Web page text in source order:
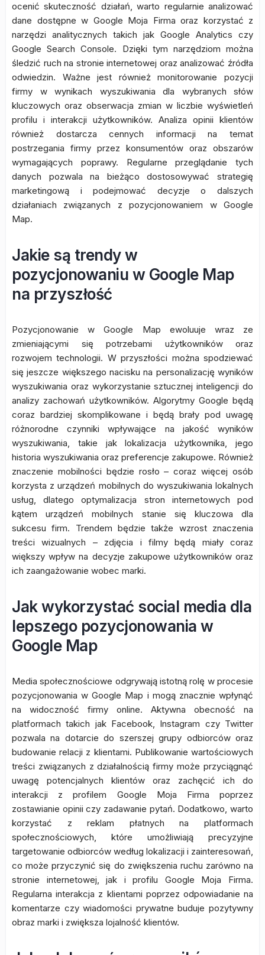
ocenić skuteczność działań, warto regularnie analizować
dane dostępne w Google Moja Firma oraz korzystać z
narzędzi analitycznych takich jak Google Analytics czy
Google Search Console. Dzięki tym narzędziom można
śledzić ruch na stronie internetowej oraz analizować źródła
odwiedzin. Ważne jest również monitorowanie pozycji
firmy w wynikach wyszukiwania dla wybranych słów
kluczowych oraz obserwacja zmian w liczbie wyświetleń
profilu i interakcji użytkowników. Analiza opinii klientów
również dostarcza cennych informacji na temat
postrzegania firmy przez konsumentów oraz obszarów
wymagających poprawy. Regularne przeglądanie tych
danych pozwala na bieżąco dostosowywać strategię
marketingową i podejmować decyzje o dalszych
działaniach związanych z pozycjonowaniem w Google
Map.
Jakie są trendy w
pozycjonowaniu w Google Map
na przyszłość
Pozycjonowanie w Google Map ewoluuje wraz ze
zmieniającymi się potrzebami użytkowników oraz
rozwojem technologii. W przyszłości można spodziewać
się jeszcze większego nacisku na personalizację wyników
wyszukiwania oraz wykorzystanie sztucznej inteligencji do
analizy zachowań użytkowników. Algorytmy Google będą
coraz bardziej skomplikowane i będą brały pod uwagę
różnorodne czynniki wpływające na jakość wyników
wyszukiwania, takie jak lokalizacja użytkownika, jego
historia wyszukiwania oraz preferencje zakupowe. Również
znaczenie mobilności będzie rosło – coraz więcej osób
korzysta z urządzeń mobilnych do wyszukiwania lokalnych
usług, dlatego optymalizacja stron internetowych pod
kątem urządzeń mobilnych stanie się kluczowa dla
sukcesu firm. Trendem będzie także wzrost znaczenia
treści wizualnych – zdjęcia i filmy będą miały coraz
większy wpływ na decyzje zakupowe użytkowników oraz
ich zaangażowanie wobec marki.
Jak wykorzystać social media dla
lepszego pozycjonowania w
Google Map
Media społecznościowe odgrywają istotną rolę w procesie
pozycjonowania w Google Map i mogą znacznie wpłynąć
na widoczność firmy online. Aktywna obecność na
platformach takich jak Facebook, Instagram czy Twitter
pozwala na dotarcie do szerszej grupy odbiorców oraz
budowanie relacji z klientami. Publikowanie wartościowych
treści związanych z działalnością firmy może przyciągnąć
uwagę potencjalnych klientów oraz zachęcić ich do
interakcji z profilem Google Moja Firma poprzez
zostawianie opinii czy zadawanie pytań. Dodatkowo, warto
korzystać z reklam płatnych na platformach
społecznościowych, które umożliwiają precyzyjne
targetowanie odbiorców według lokalizacji i zainteresowań,
co może przyczynić się do zwiększenia ruchu zarówno na
stronie internetowej, jak i profilu Google Moja Firma.
Regularna interakcja z klientami poprzez odpowiadanie na
komentarze czy wiadomości prywatne buduje pozytywny
obraz marki i zwiększa lojalność klientów.